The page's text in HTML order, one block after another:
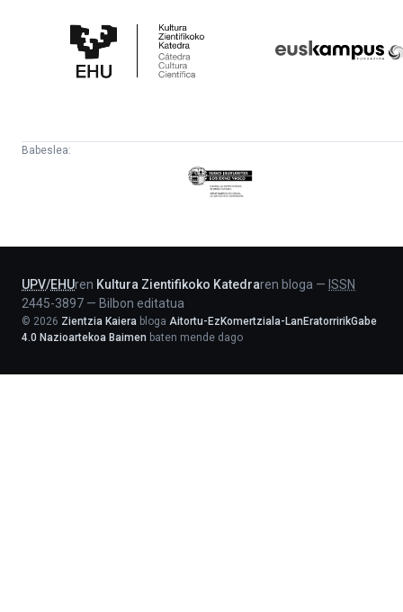
Zientifikoko
Katedra
Babeslea:
Eusko
Jaurlaritza
UPV/EHUren Kultura Zientifikoko Katedraren bloga — ISSN
2445-3897 — Bilbon editatua
© 2026 Zientzia Kaiera bloga Aitortu-EzKomertziala-LanEratorririkGabe
4.0 Nazioartekoa Baimen baten mende dago